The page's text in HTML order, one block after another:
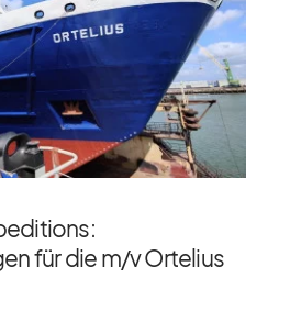
für die m/​v Ortelius